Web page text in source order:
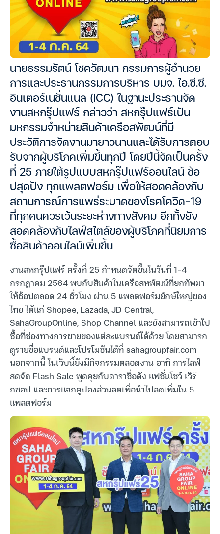
นายธรรมรัตน์ โชควัฒนา กรรมการผู้อำนวย
การและประธานกรรมการบริหาร บมจ. ไอ.ซี.ซี.
อินเตอร์เนชั่นแนล (ICC) ในฐานะประธานจัด
งานสหกรุ๊ปแฟร์ กล่าวว่า สหกรุ๊ปแฟร์เป็น
มหกรรมจำหน่ายสินค้าเครือสพัฒน์ที่มี
ประวัติการจัดงานมายาวนานและได้รับการตอบ
รับจากผู้บริโภคเพิ่มขึ้นทุกปี โดยปีนี้จัดเป็นครั้ง
ที่ 25 ภายใต้รูปแบบสหกรุ๊ปแฟร์ออนไลน์ ช้อ
ปสุดปัง ทุกแพลตฟอร์ม เพื่อให้สอดคล้องกับ
สถานการณ์การแพร่ระบาดของโรคโควิด-19
ที่ทุกคนควรเว้นระยะห่างทางสังคม อีกทั้งยัง
สอดคล้องกับไลฟ์สไตล์ของผู้บริโภคที่นิยมการ
ซื้อสินค้าออนไลน์เพิ่มขึ้น
งานสหกรุ๊ปแฟร์ ครั้งที่ 25 กำหนดจัดขึ้นในวันที่ 1-4
กรกฎาคม 2564 พบกับสินค้าในเครือสหพัฒน์ที่ยกทัพมา
ให้ช้อปตลอด 24 ชั่วโมง ผ่าน 5 แพลตฟอร์มยักษ์ใหญ่ของ
ไทย ได้แก่ Shopee, Lazada, JD Central,
SahaGroupOnline, Shop Channel และยังสามารถเข้าไป
ซื้อที่ช่องทางการขายของแต่ละแบรนด์ได้ด้วย โดยสามารถ
ดูรายชื่อแบรนด์และโปรโมชันได้ที่ sahagroupfair.com
นอกจากนี้ ในเว็บนี้ยังมีกิจกรรมตลอดงาน อาทิ การไลฟ์
สดจัด Flash Sale พูดคุยกับดาราชื่อดัง แฟชั่นโชว์ เวิร์
กชอป และการแจกคูปองส่วนลดเพื่อนำไปลดเพิ่มใน 5
แพลตฟอร์ม